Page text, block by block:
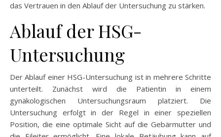
das Vertrauen in den Ablauf der Untersuchung zu stärken.
Ablauf der HSG-
Untersuchung
Der Ablauf einer HSG-Untersuchung ist in mehrere Schritte
unterteilt. Zunächst wird die Patientin in einem
gynäkologischen Untersuchungsraum platziert. Die
Untersuchung erfolgt in der Regel in einer speziellen
Position, die eine optimale Sicht auf die Gebärmutter und